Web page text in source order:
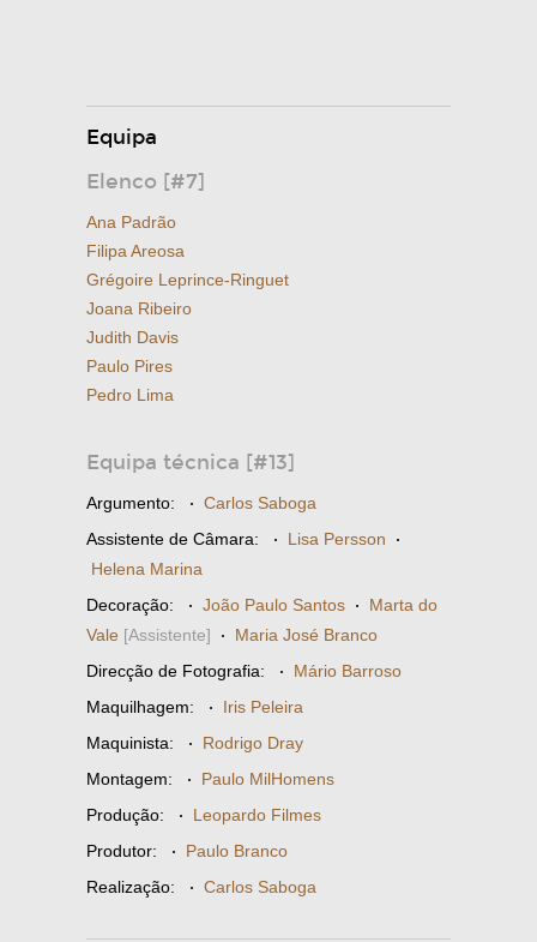
Equipa
Elenco [#7]
Ana Padrão
Filipa Areosa
Grégoire Leprince-Ringuet
Joana Ribeiro
Judith Davis
Paulo Pires
Pedro Lima
Equipa técnica [#13]
Argumento: · Carlos Saboga
Assistente de Câmara: · Lisa Persson ·
Helena Marina
Decoração: · João Paulo Santos · Marta do
Vale [Assistente] · Maria José Branco
Direcção de Fotografia: · Mário Barroso
Maquilhagem: · Iris Peleira
Maquinista: · Rodrigo Dray
Montagem: · Paulo MilHomens
Produção: · Leopardo Filmes
Produtor: · Paulo Branco
Realização: · Carlos Saboga